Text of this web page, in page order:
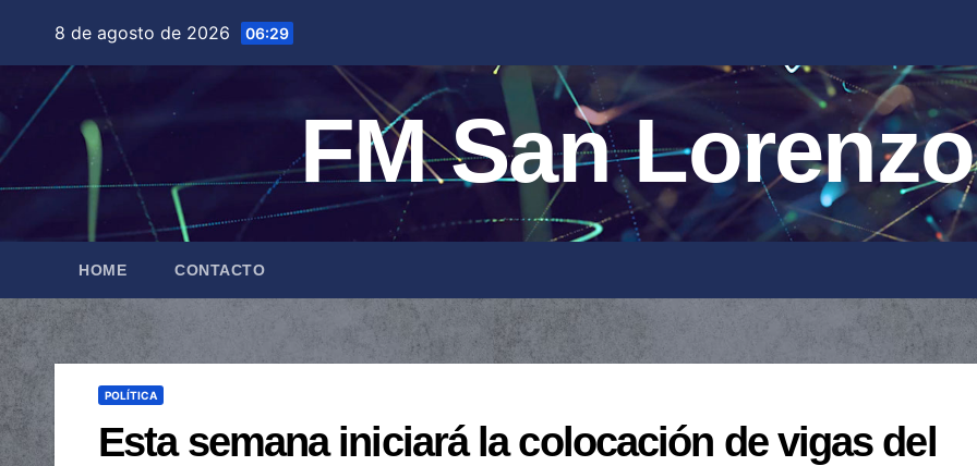
contenido
8 de agosto de 2026 06:29
FM San
HOME CONTACTO
POLÍTICA
Esta semana iniciará la colocación de vigas del